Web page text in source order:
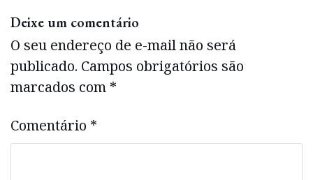
Deixe um comentário
O seu endereço de e-mail não será
publicado. Campos obrigatórios são
marcados com *
Comentário *